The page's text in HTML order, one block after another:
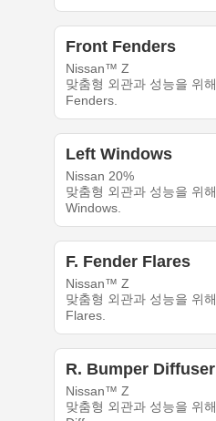
Front Fenders
Nissan™ Z
맞춤형 외관과 성능을 위
Fenders.
Left Windows
Nissan 20%
맞춤형 외관과 성능을 위
Windows.
F. Fender Flares
Nissan™ Z
맞춤형 외관과 성능을 위
Flares.
R. Bumper Diffuser
Nissan™ Z
맞춤형 외관과 성능을 위